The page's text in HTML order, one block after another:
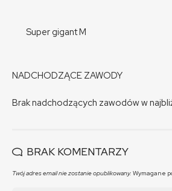
Super gigant M
NADCHODZĄCE ZAWODY
Brak nadchodzących zawodów w
BRAK KOMENTARZY
Twój adres email nie zostanie opublikowany. Wymagane